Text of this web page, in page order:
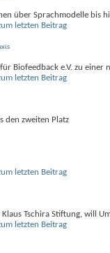
über Sprachmodelle bis
Biofeedback e.V. zu einer
den zweiten Platz
Tschira Stiftung, will